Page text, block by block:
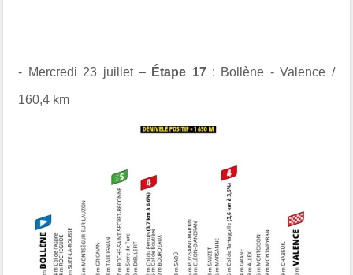
- Mercredi 23 juillet – Étape 17: Bollène - Valence /
160,4 km